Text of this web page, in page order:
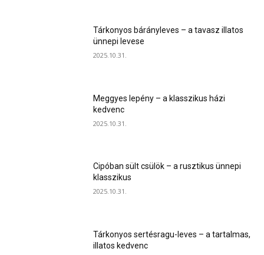
Tárkonyos bárányleves – a tavasz illatos
ünnepi levese
2025.10.31.
Meggyes lepény – a klasszikus házi
kedvenc
2025.10.31.
Cipóban sült csülök – a rusztikus ünnepi
klasszikus
2025.10.31.
Tárkonyos sertésragu-leves – a tartalmas,
illatos kedvenc